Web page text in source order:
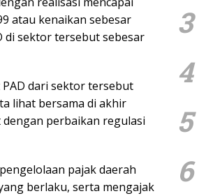
atau kenaikan sebesar
di sektor tersebut sebesar
dari sektor tersebut
lihat bersama di akhir
perbaikan regulasi
pajak daerah
berlaku, serta mengajak
3
4
5
6